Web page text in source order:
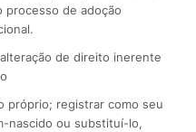
processo de adoção
de direito inerente
próprio; registrar como seu
nascido ou substituí-lo,